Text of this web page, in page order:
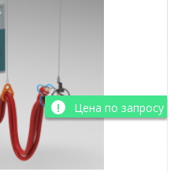
Цена по запросу